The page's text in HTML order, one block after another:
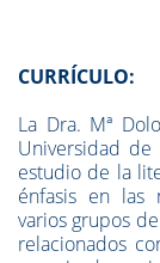
CURRÍCULO:
La Dra. Mª
Universidad de
estudio de la
énfasis en las
varios grupos
relacionados